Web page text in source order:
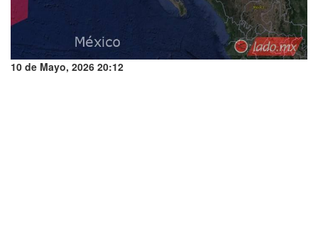
10 de Mayo, 2026 20:12